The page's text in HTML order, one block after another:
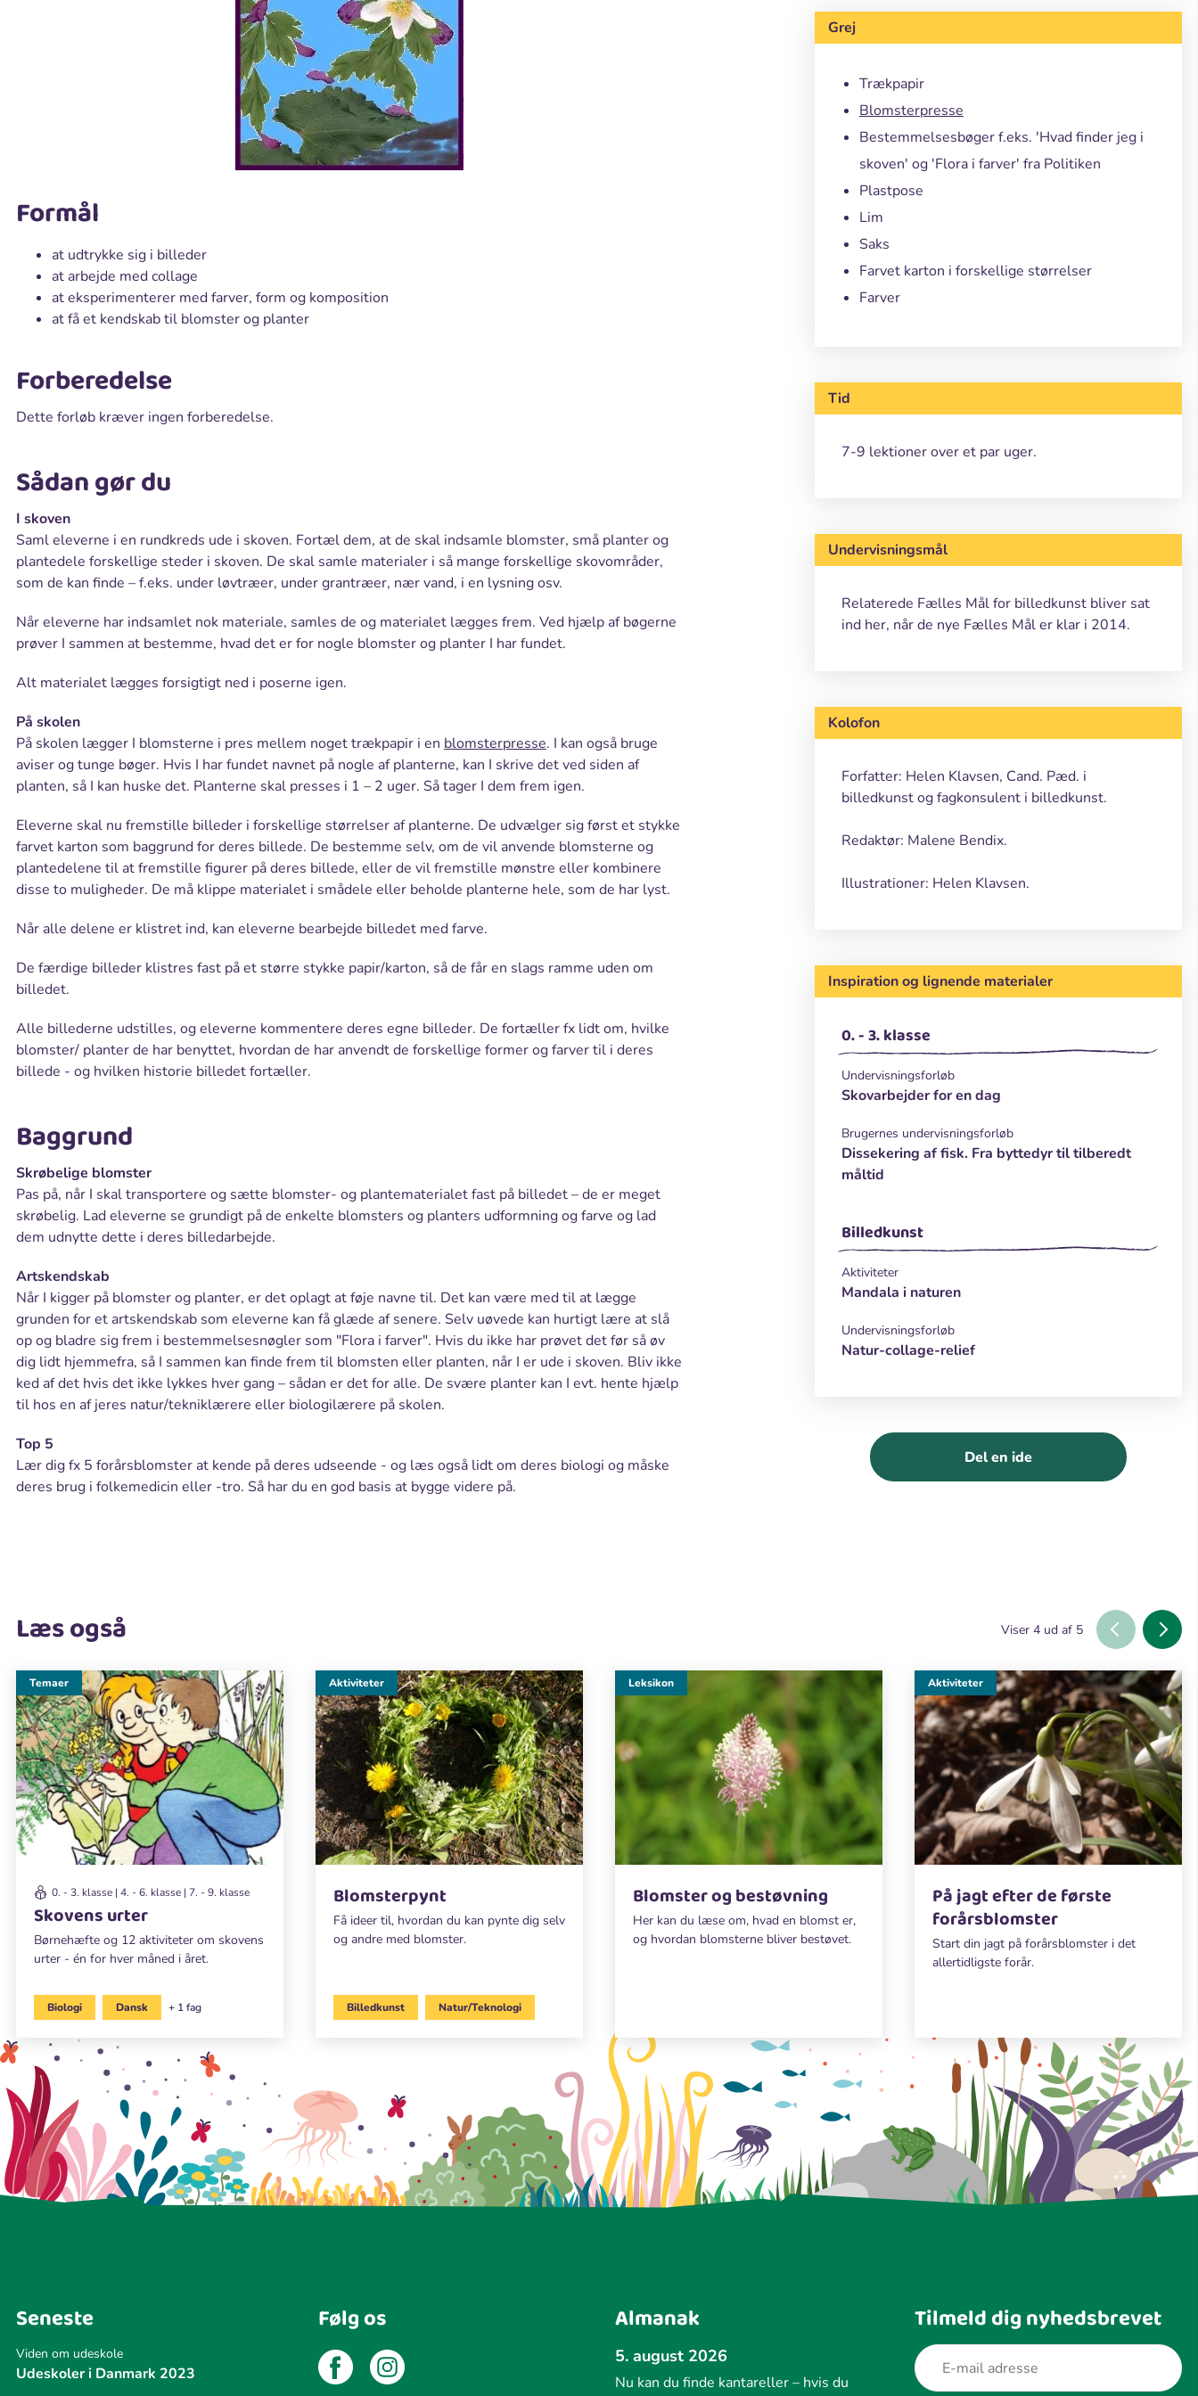
Formål
at udtrykke sig i billeder
at arbejde med collage
at eksperimenterer med farver, form og komposition
at få et kendskab til blomster og planter
Forberedelse
Dette forløb kræver ingen forberedelse.
Sådan gør du
I skoven
Saml eleverne i en rundkreds ude i skoven. Fortæl dem, at de skal indsamle blomster, små planter og
plantedele forskellige steder i skoven. De skal samle materialer i så mange forskellige skovområder,
som de kan finde – f.eks. under løvtræer, under grantræer, nær vand, i en lysning osv.
Når eleverne har indsamlet nok materiale, samles de og materialet lægges frem. Ved hjælp af bøgerne
prøver I sammen at bestemme, hvad det er for nogle blomster og planter I har fundet.
Alt materialet lægges forsigtigt ned i poserne igen.
På skolen
På skolen lægger I blomsterne i pres mellem noget trækpapir i en blomsterpresse. I kan også bruge
aviser og tunge bøger. Hvis I har fundet navnet på nogle af planterne, kan I skrive det ved siden af
planten, så I kan huske det. Planterne skal presses i 1 – 2 uger. Så tager I dem frem igen.
Eleverne skal nu fremstille billeder i forskellige størrelser af planterne. De udvælger sig først et stykke
farvet karton som baggrund for deres billede. De bestemme selv, om de vil anvende blomsterne og
plantedelene til at fremstille figurer på deres billede, eller de vil fremstille mønstre eller kombinere
disse to muligheder. De må klippe materialet i smådele eller beholde planterne hele, som de har lyst.
Når alle delene er klistret ind, kan eleverne bearbejde billedet med farve.
De færdige billeder klistres fast på et større stykke papir/karton, så de får en slags ramme uden om
billedet.
Alle billederne udstilles, og eleverne kommentere deres egne billeder. De fortæller fx lidt om, hvilke
blomster/ planter de har benyttet, hvordan de har anvendt de forskellige former og farver til i deres
billede - og hvilken historie billedet fortæller.
Baggrund
Skrøbelige blomster
Pas på, når I skal transportere og sætte blomster- og plantematerialet fast på billedet – de er meget
skrøbelig. Lad eleverne se grundigt på de enkelte blomsters og planters udformning og farve og lad
dem udnytte dette i deres billedarbejde.
Artskendskab
Når I kigger på blomster og planter, er det oplagt at føje navne til. Det kan være med til at lægge
grunden for et artskendskab som eleverne kan få glæde af senere. Selv uøvede kan hurtigt lære at slå
op og bladre sig frem i bestemmelsesnøgler som "Flora i farver". Hvis du ikke har prøvet det før så øv
dig lidt hjemmefra, så I sammen kan finde frem til blomsten eller planten, når I er ude i skoven. Bliv ikke
ked af det hvis det ikke lykkes hver gang – sådan er det for alle. De svære planter kan I evt. hente hjælp
til hos en af jeres natur/tekniklærere eller biologilærere på skolen.
Top 5
Lær dig fx 5 forårsblomster at kende på deres udseende - og læs også lidt om deres biologi og måske
deres brug i folkemedicin eller -tro. Så har du en god basis at bygge videre på.
Grej
Trækpapir
Blomsterpresse
Bestemmelsesbøger f.eks. 'Hvad finder jeg i
skoven' og 'Flora i farver' fra Politiken
Plastpose
Lim
Saks
Farvet karton i forskellige størrelser
Farver
Tid
7-9 lektioner over et par uger.
Undervisningsmål
Relaterede Fælles Mål for billedkunst bliver sat
ind her, når de nye Fælles Mål er klar i 2014.
Kolofon
Forfatter: Helen Klavsen, Cand. Pæd. i
billedkunst og fagkonsulent i billedkunst.
Redaktør: Malene Bendix.
Illustrationer: Helen Klavsen.
Inspiration og lignende materialer
0. - 3. klasse
Undervisningsforløb
Skovarbejder for en dag
Brugernes undervisningsforløb
Dissekering af fisk. Fra byttedyr til tilberedt
måltid
Billedkunst
Aktiviteter
Mandala i naturen
Undervisningsforløb
Natur-collage-relief
Del en ide
Læs også Viser 4ud af 5
0. - 3. klasse | 4. - 6. klasse | 7. - 9. klasse
Skovens urter
Børnehæfte og 12 aktiviteter om skovens
urter - én for hver måned i året.
Temaer
Biologi Dansk + 1 fag
Blomsterpynt
Få ideer til, hvordan du kan pynte dig selv
og andre med blomster.
Aktiviteter
Billedkunst Natur/Teknologi
Blomster og bestøvning
Her kan du læse om, hvad en blomst er,
og hvordan blomsterne bliver bestøvet.
Leksikon
På jagt efter de første
forårsblomster
Start din jagt på forårsblomster i det
allertidligste forår.
Aktiviteter
Seneste
Viden om udeskole
Udeskoler i Danmark 2023
Følg os Almanak
5. august 2026
Nu kan du finde kantareller – hvis du
Tilmeld dig nyhedsbrevet